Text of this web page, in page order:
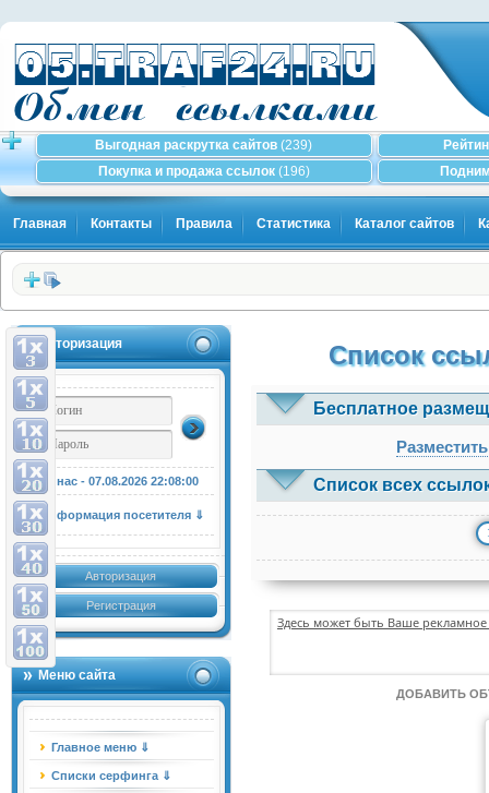
Выгодная раскрутка сайтов (239)
Покупка и продажа ссылок (196)
Главная Контакты Правила Статистика Каталог сайтов
Авторизация
У нас - 07.08.2026 22:08:00
Информация посетителя ⇓
Авторизация
Регистрация
Меню сайта
Главное меню ⇓
Списки серфинга ⇓
Список
Бесплатное
Список всех
Здесь может быть Ваше
ДОБАВИТЬ